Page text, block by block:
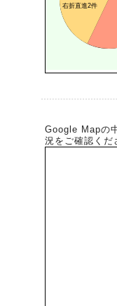
Google Mapの
況をご確認くだ